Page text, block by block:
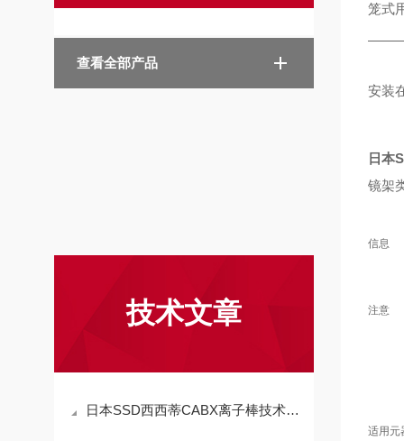
查看全部产品
技术文章
日本SSD西西蒂CABX离子棒技术参数
笼式
安装
日本
镜架
信息
注意
适用元